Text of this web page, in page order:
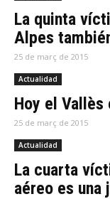
La quinta
Alpes
25 de març de 2015
Actualidad
Hoy el Vallès
25 de març de 2015
Actualidad
La cuarta
aéreo es una